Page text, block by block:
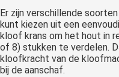
Er zijn verschillende
kunt kiezen uit een
kloof krans om het hout in
of 8) stukken te verdelen.
kloofkracht van de
bij de aanschaf.